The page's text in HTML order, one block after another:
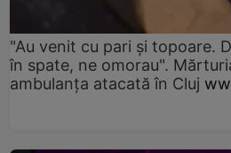
"Au venit cu pari și topoare.
în spate, ne omorau".
ambulanţa atacată în Cluj